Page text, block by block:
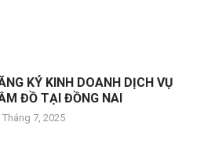
KÝ KINH DOANH DỊCH VỤ
ĐỒ TẠI ĐỒNG NAI
Tháng 7, 2025